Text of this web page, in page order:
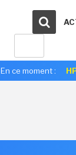
En ce moment :